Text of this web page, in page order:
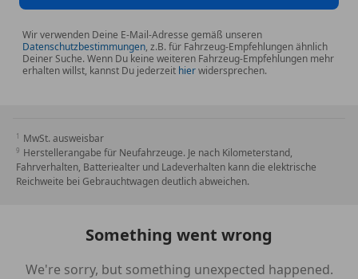
Wir verwenden Deine E-Mail-Adresse gemäß unseren
Datenschutzbestimmungen, z.B. für Fahrzeug-Empfehlungen ähnlich
Deiner Suche. Wenn Du keine weiteren Fahrzeug-Empfehlungen mehr
erhalten willst, kannst Du jederzeit hierwidersprechen.
MwSt. ausweisbar
Herstellerangabe für Neufahrzeuge. Je nach Kilometerstand,
Fahrverhalten, Batteriealter und Ladeverhalten kann die elektrische
Reichweite bei Gebrauchtwagen deutlich abweichen.
Something went wrong
We're sorry, but something unexpected happened.